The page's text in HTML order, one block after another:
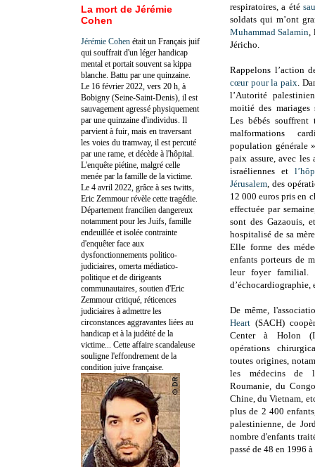
respiratoires, a été
soldats qui m’ont
Muhammad Salamin
Jéricho.
Rappelons l’action
cœur pour la paix .
l’Autorité
moitié des mariages
Les bébés
malformations
population générale
paix assure, avec
israéliennes et
Jérusalem , des
12 000 euros pris en
effectuée par
sont des Gazaouis,
hospitalisé de sa
Elle forme des
enfants porteurs de
leur foyer familial.
d’échocardiographie,
De même,
Heart (SACH)
Center à Holon
opérations
toutes origines,
les médecins de
Roumanie, du
Chine, du Vietnam,
plus de 2 400
palestinienne, de
nombre d'enfants
passé de 48 en 1996
La mort de Jérémie
Cohen
Jérémie Cohen était un Français juif
qui souffrait d'un léger handicap
mental et portait souvent sa kippa
blanche. Battu par une quinzaine.
Le 16 février 2022, vers 20 h, à
Bobigny (Seine-Saint-Denis), il est
sauvagement agressé physiquement
par une quinzaine d'individus. Il
parvient à fuir, mais en traversant
les voies du tramway, il est percuté
par une rame, et décède à l'hôpital.
L'enquête piétine, malgré celle
menée par la famille de la victime.
Le 4 avril 2022, grâce à ses twitts,
Eric Zemmour révèle cette tragédie.
Département francilien dangereux
notamment pour les Juifs, famille
endeuillée et isolée contrainte
d'enquêter face aux
dysfonctionnements politico-
judiciaires, omerta médiatico-
politique et de dirigeants
communautaires, soutien d'Eric
Zemmour critiqué, réticences
judiciaires à admettre les
circonstances aggravantes liées au
handicap et à la judéité de la
victime... Cette affaire scandaleuse
souligne l'effondrement de la
condition juive française.